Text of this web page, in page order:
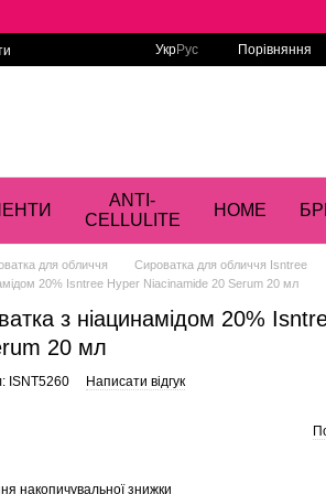
УкрРус Порівняння
ANTI-
CELLULITE
HOME
для обличчя
Сироватка для обличчя Isntree
20% Isntree Hyper Niacinamide 20 Serum 20 мл
з ніацинамідом 20%
20 мл
ISNT5260 Написати відгук
накопичувальної знижки